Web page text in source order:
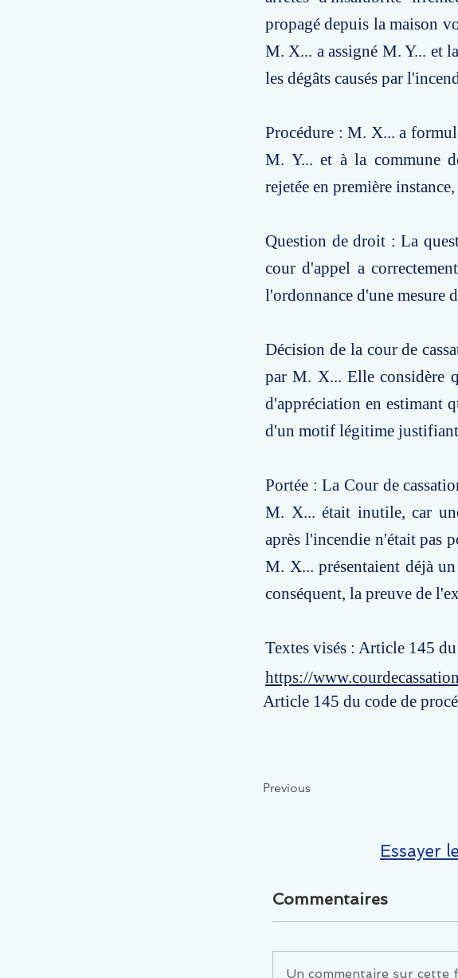
propagé depuis la maison
M. X... a assigné M. Y... et
les dégâts causés par
Procédure : M. X... a
M. Y... et à la commune
rejetée en première
Question de droit : La
cour d'appel a
l'ordonnance d'une mesure
Décision de la cour de
par M. X... Elle considère
d'appréciation en estimant
d'un motif légitime justifiant
Portée : La Cour de
M. X... était inutile, car
après l'incendie n'était pas
M. X... présentaient déjà
conséquent, la preuve de
Textes visés : Article 145
https://
Article 145 du code de
Previous
Essayer
Commentaires
Un commentaire sur cette